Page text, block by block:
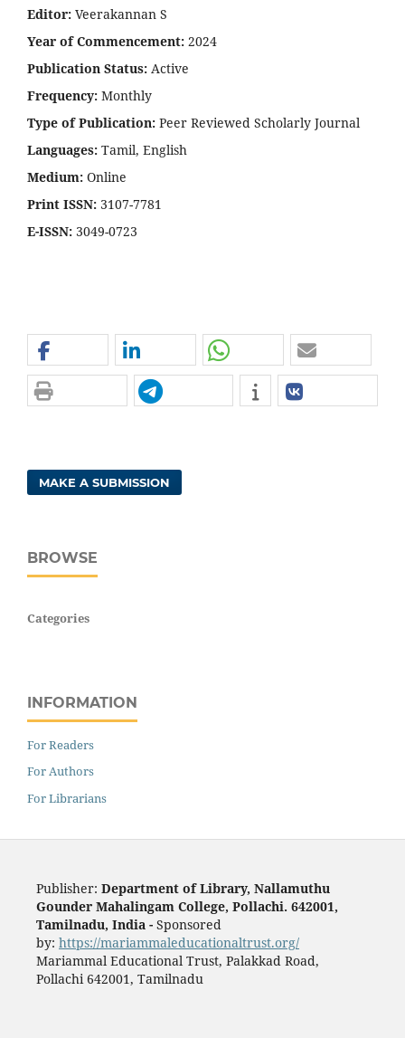
Editor: Veerakannan S
Year of Commencement: 2024
Publication Status: Active
Frequency: Monthly
Type of Publication: Peer Reviewed Scholarly Journal
Languages: Tamil, English
Medium: Online
Print ISSN: 3107-7781
E-ISSN: 3049-0723
MAKE A SUBMISSION
BROWSE
Categories
INFORMATION
For Readers
For Authors
For Librarians
Publisher: Department of Library, Nallamuthu
Gounder Mahalingam College, Pollachi. 642001,
Tamilnadu, India - Sponsored
by: https://mariammaleducationaltrust.org/
Mariammal Educational Trust, Palakkad Road,
Pollachi 642001, Tamilnadu